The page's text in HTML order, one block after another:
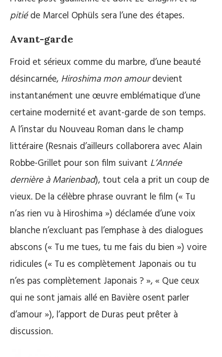
pitiéde Marcel Ophüls sera l’une des étapes.
Avant-garde
Froid et sérieux comme du marbre, d’une beauté
désincarnée, Hiroshima mon amourdevient
instantanément une œuvre emblématique d’une
certaine modernité et avant-garde de son temps.
A l’instar du Nouveau Roman dans le champ
littéraire (Resnais d’ailleurs collaborera avec Alain
Robbe-Grillet pour son film suivant L’Année
dernière à Marienbad), tout cela a prit un coup de
vieux. De la célèbre phrase ouvrant le film (« Tu
n’as rien vu à Hiroshima ») déclamée d’une voix
blanche n’excluant pas l’emphase à des dialogues
abscons (« Tu me tues, tu me fais du bien ») voire
ridicules (« Tu es complètement Japonais ou tu
n’es pas complètement Japonais ? », « Que ceux
qui ne sont jamais allé en Bavière osent parler
d’amour »), l’apport de Duras peut prêter à
discussion.